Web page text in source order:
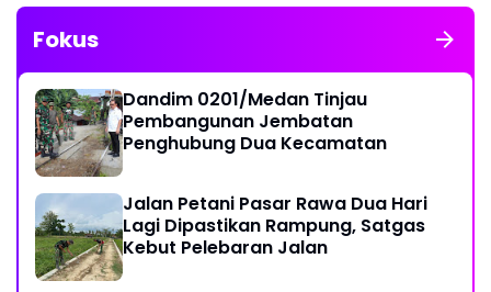
Fokus
Dandim 0201/Medan Tinjau
Pembangunan Jembatan
Penghubung Dua Kecamatan
Jalan Petani Pasar Rawa Dua Hari
Lagi Dipastikan Rampung, Satgas
Kebut Pelebaran Jalan